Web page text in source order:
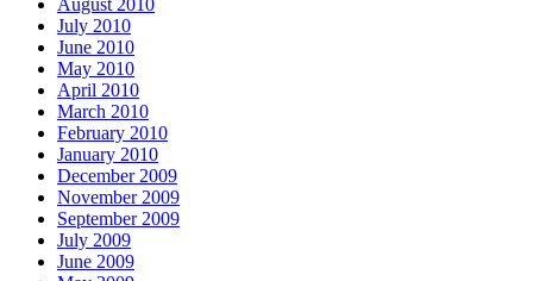
August 2010
July 2010
June 2010
May 2010
April 2010
March 2010
February 2010
January 2010
December 2009
November 2009
September 2009
July 2009
June 2009